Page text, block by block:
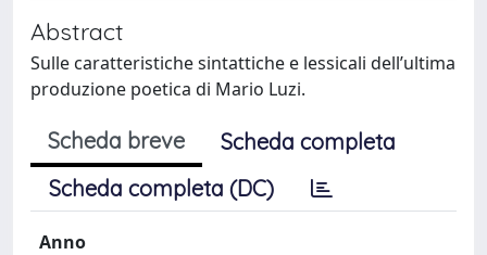
Abstract
Sulle caratteristiche sintattiche e lessicali dell’ultima
produzione poetica di Mario Luzi.
Scheda breve
Scheda completa
Scheda completa (DC)
Anno